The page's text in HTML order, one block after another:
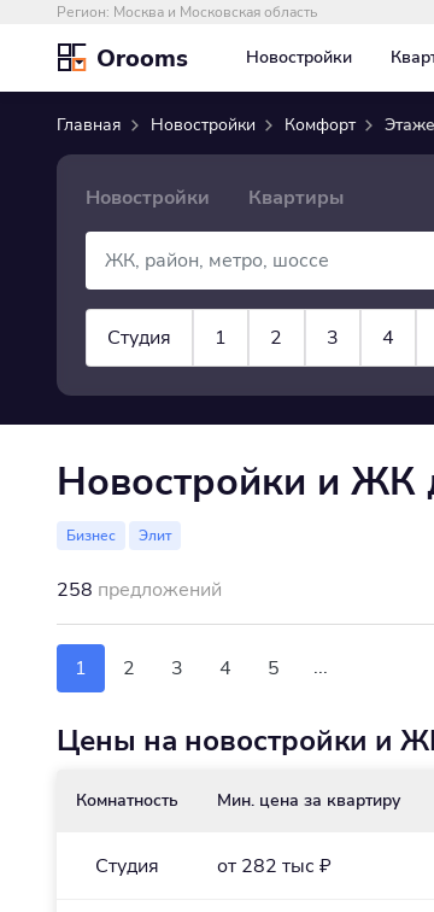
Регион: Москва и Московская область
Orooms Новостройки
Главная Новостройки Комфорт
Новостройки Квартиры
Студия 1 2 3 4
× ×
Новостройки и ЖК
Бизнес Элит
258 предложений
1 2 3 4 5 ...
Цены на новостройки и
Комнатность Мин. цена за квартиру
Студия от 282 тыс ₽